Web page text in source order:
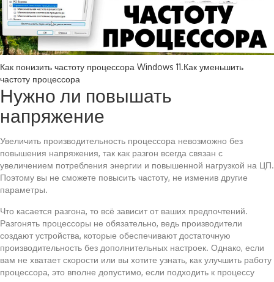
Как понизить частоту процессора Windows 11.Как уменьшить
частоту процессора
Нужно ли повышать
напряжение
Увеличить производительность процессора невозможно без
повышения напряжения, так как разгон всегда связан с
увеличением потребления энергии и повышенной нагрузкой на ЦП.
Поэтому вы не сможете повысить частоту, не изменив другие
параметры.
Что касается разгона, то всё зависит от ваших предпочтений.
Разгонять процессоры не обязательно, ведь производители
создают устройства, которые обеспечивают достаточную
производительность без дополнительных настроек. Однако, если
вам не хватает скорости или вы хотите узнать, как улучшить работу
процессора, это вполне допустимо, если подходить к процессу